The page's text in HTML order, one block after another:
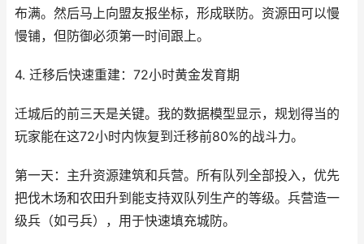
布满。然后马上向盟友报坐标，形成联防。资源田可以慢
慢铺，但防御必须第一时间跟上。
4. 迁移后快速重建：72小时黄金发育期
迁城后的前三天是关键。我的数据模型显示，规划得当的
玩家能在这72小时内恢复到迁移前80%的战斗力。
第一天：主升资源建筑和兵营。所有队列全部投入，优先
把伐木场和农田升到能支持双队列生产的等级。兵营造一
级兵（如弓兵），用于快速填充城防。